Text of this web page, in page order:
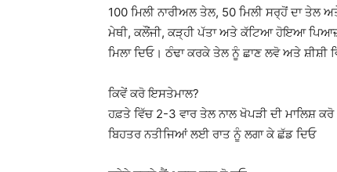
100 ਮਿਲੀ ਨਾਰੀਅਲ ਤੇਲ, 50 ਮਿਲੀ ਸਰ੍ਹੋਂ ਦਾ
ਮੇਥੀ, ਕਲੌਂਜੀ, ਕੜ੍ਹੀ ਪੱਤਾ ਅਤੇ ਕੱਟਿਆ ਹੋਇਆ
ਮਿਲਾ ਦਿਓ। ਠੰਢਾ ਕਰਕੇ ਤੇਲ ਨੂੰ ਛਾਣ ਲਵੋ ਅਤੇ ਸ਼ੀਸ਼ੀ
ਕਿਵੇਂ ਕਰੋ ਇਸਤੇਮਾਲ?
ਹਫ਼ਤੇ ਵਿੱਚ 2-3 ਵਾਰ ਤੇਲ ਨਾਲ ਖੋਪੜੀ ਦੀ ਮਾਲਿਸ਼ ਕਰੋ
ਬਿਹਤਰ ਨਤੀਜਿਆਂ ਲਈ ਰਾਤ ਨੂੰ ਲਗਾ ਕੇ ਛੱਡ ਦਿਓ